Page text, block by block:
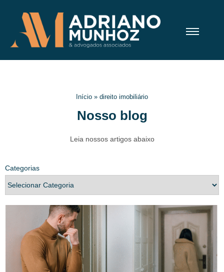
Início » direito imobiliário
Nosso blog
Leia nossos artigos abaixo
Categorias